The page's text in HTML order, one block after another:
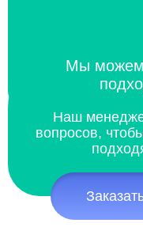
Мы можем
Наш
вопросов,